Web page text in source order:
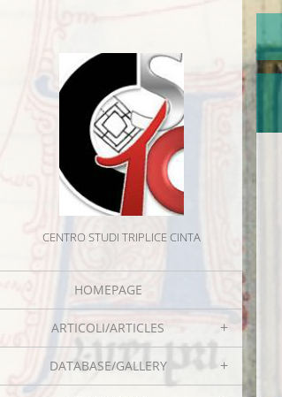
CENTRO STUDI TRIPLICE CINTA
HOMEPAGE
ARTICOLI/ARTICLES
DATABASE/GALLERY